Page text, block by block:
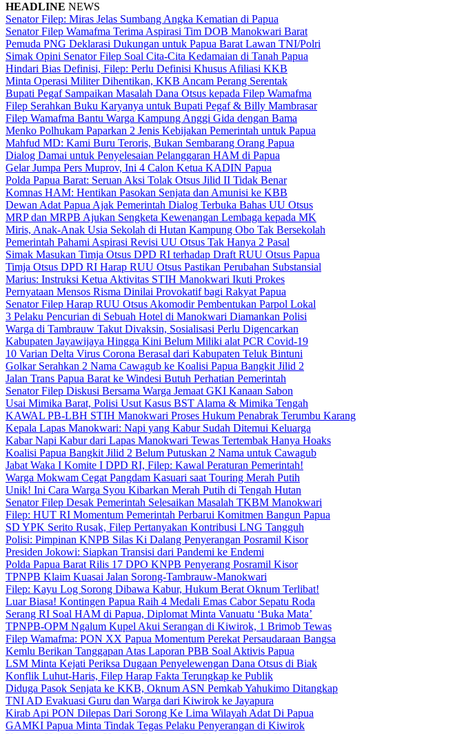
HEADLINE NEWS
Senator Filep: Miras Jelas Sumbang Angka Kematian di Papua
Senator Filep Wamafma Terima Aspirasi Tim DOB Manokwari Barat
Pemuda PNG Deklarasi Dukungan untuk Papua Barat Lawan TNI/Polri
Simak Opini Senator Filep Soal Cita-Cita Kedamaian di Tanah Papua
Hindari Bias Definisi, Filep: Perlu Definisi Khusus Afiliasi KKB
Minta Operasi Militer Dihentikan, KKB Ancam Perang Serentak
Bupati Pegaf Sampaikan Masalah Dana Otsus kepada Filep Wamafma
Filep Serahkan Buku Karyanya untuk Bupati Pegaf & Billy Mambrasar
Filep Wamafma Bantu Warga Kampung Anggi Gida dengan Bama
Menko Polhukam Paparkan 2 Jenis Kebijakan Pemerintah untuk Papua
Mahfud MD: Kami Buru Teroris, Bukan Sembarang Orang Papua
Dialog Damai untuk Penyelesaian Pelanggaran HAM di Papua
Gelar Jumpa Pers Muprov, Ini 4 Calon Ketua KADIN Papua
Polda Papua Barat: Seruan Aksi Tolak Otsus Jilid II Tidak Benar
Komnas HAM: Hentikan Pasokan Senjata dan Amunisi ke KBB
Dewan Adat Papua Ajak Pemerintah Dialog Terbuka Bahas UU Otsus
MRP dan MRPB Ajukan Sengketa Kewenangan Lembaga kepada MK
Miris, Anak-Anak Usia Sekolah di Hutan Kampung Obo Tak Bersekolah
Pemerintah Pahami Aspirasi Revisi UU Otsus Tak Hanya 2 Pasal
Simak Masukan Timja Otsus DPD RI terhadap Draft RUU Otsus Papua
Timja Otsus DPD RI Harap RUU Otsus Pastikan Perubahan Substansial
Marius: Instruksi Ketua Aktivitas STIH Manokwari Ikuti Prokes
Pernyataan Mensos Risma Dinilai Provokatif bagi Rakyat Papua
Senator Filep Harap RUU Otsus Akomodir Pembentukan Parpol Lokal
3 Pelaku Pencurian di Sebuah Hotel di Manokwari Diamankan Polisi
Warga di Tambrauw Takut Divaksin, Sosialisasi Perlu Digencarkan
Kabupaten Jayawijaya Hingga Kini Belum Miliki alat PCR Covid-19
10 Varian Delta Virus Corona Berasal dari Kabupaten Teluk Bintuni
Golkar Serahkan 2 Nama Cawagub ke Koalisi Papua Bangkit Jilid 2
Jalan Trans Papua Barat ke Windesi Butuh Perhatian Pemerintah
Senator Filep Diskusi Bersama Warga Jemaat GKI Kanaan Sabon
Usai Mimika Barat, Polisi Usut Kasus BST Alama & Mimika Tengah
KAWAL PB-LBH STIH Manokwari Proses Hukum Penabrak Terumbu Karang
Kepala Lapas Manokwari: Napi yang Kabur Sudah Ditemui Keluarga
Kabar Napi Kabur dari Lapas Manokwari Tewas Tertembak Hanya Hoaks
Koalisi Papua Bangkit Jilid 2 Belum Putuskan 2 Nama untuk Cawagub
Jabat Waka I Komite I DPD RI, Filep: Kawal Peraturan Pemerintah!
Warga Mokwam Cegat Pangdam Kasuari saat Touring Merah Putih
Unik! Ini Cara Warga Syou Kibarkan Merah Putih di Tengah Hutan
Senator Filep Desak Pemerintah Selesaikan Masalah TKBM Manokwari
Filep: HUT RI Momentum Pemerintah Perbarui Komitmen Bangun Papua
SD YPK Serito Rusak, Filep Pertanyakan Kontribusi LNG Tangguh
Polisi: Pimpinan KNPB Silas Ki Dalang Penyerangan Posramil Kisor
Presiden Jokowi: Siapkan Transisi dari Pandemi ke Endemi
Polda Papua Barat Rilis 17 DPO KNPB Penyerang Posramil Kisor
TPNPB Klaim Kuasai Jalan Sorong-Tambrauw-Manokwari
Filep: Kayu Log Sorong Dibawa Kabur, Hukum Berat Oknum Terlibat!
Luar Biasa! Kontingen Papua Raih 4 Medali Emas Cabor Sepatu Roda
Serang RI Soal HAM di Papua, Diplomat Minta Vanuatu ‘Buka Mata’
TPNPB-OPM Ngalum Kupel Akui Serangan di Kiwirok, 1 Brimob Tewas
Filep Wamafma: PON XX Papua Momentum Perekat Persaudaraan Bangsa
Kemlu Berikan Tanggapan Atas Laporan PBB Soal Aktivis Papua
LSM Minta Kejati Periksa Dugaan Penyelewengan Dana Otsus di Biak
Konflik Luhut-Haris, Filep Harap Fakta Terungkap ke Publik
Diduga Pasok Senjata ke KKB, Oknum ASN Pemkab Yahukimo Ditangkap
TNI AD Evakuasi Guru dan Warga dari Kiwirok ke Jayapura
Kirab Api PON Dilepas Dari Sorong Ke Lima Wilayah Adat Di Papua
GAMKI Papua Minta Tindak Tegas Pelaku Penyerangan di Kiwirok